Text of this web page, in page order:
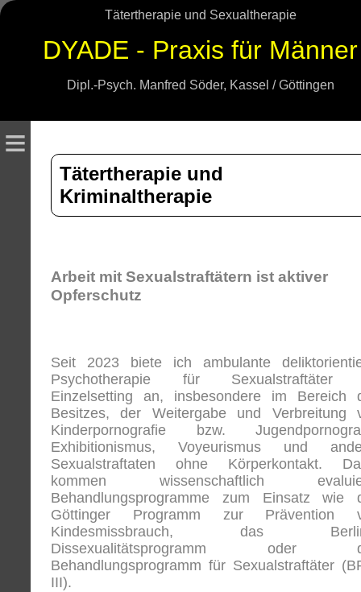
Tätertherapie und Sexualtherapie
DYADE - Praxis für Männer
Dipl.-Psych. Manfred Söder, Kassel / Göttingen
≡
Tätertherapie und
Kriminaltherapie
Arbeit mit Sexualstraftätern ist aktiver
Opferschutz
Seit 2023 biete ich ambulante
Psychotherapie für Sexualstraftäter
Einzelsetting an, insbesondere im Bereich
Besitzes, der Weitergabe und Verbreitung
Kinderpornografie bzw.
Exhibitionismus, Voyeurismus und
Sexualstraftaten ohne Körperkontakt.
kommen wissenschaftlich
Behandlungsprogramme zum Einsatz wie
Göttinger Programm zur Prävention
Kindesmissbrauch, das
Dissexualitätsprogramm oder
Behandlungsprogramm für Sexualstraftäter
III).